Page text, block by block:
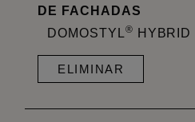
DE FACHADAS
DOMOSTYL® HYBRID
ELIMINAR